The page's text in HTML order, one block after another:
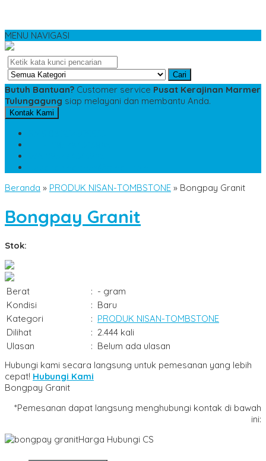
MENU NAVIGASI
Cari
Butuh Bantuan? Customer service Pusat Kerajinan Marmer
Tulungagung siap melayani dan membantu Anda.
Kontak Kami
Beranda » PRODUK NISAN-TOMBSTONE » Bongpay Granit
Bongpay Granit
Stok:
Berat : - gram
Kondisi
: Baru
Kategori
: PRODUK NISAN-TOMBSTONE
Dilihat
: 2.444 kali
Ulasan
: Belum ada ulasan
Hubungi kami secara langsung untuk pemesanan yang lebih
cepat! Hubungi Kami
Bongpay Granit
*Pemesanan dapat langsung menghubungi kontak di bawah
ini:
Harga Hubungi CS